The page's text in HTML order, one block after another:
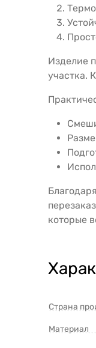
Изделие
участка.
которые
Страна
Материал